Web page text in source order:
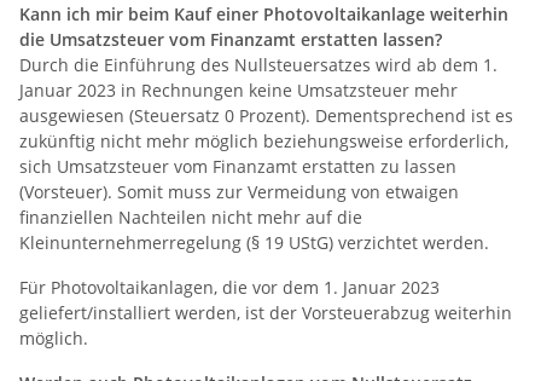
Kann ich mir beim Kauf einer Photovoltaikanlage weiterhin
die Umsatzsteuer vom Finanzamt erstatten lassen?
Durch die Einführung des Nullsteuersatzes wird ab dem 1.
Januar 2023 in Rechnungen keine Umsatzsteuer mehr
ausgewiesen (Steuersatz 0 Prozent). Dementsprechend ist es
zukünftig nicht mehr möglich beziehungsweise erforderlich,
sich Umsatzsteuer vom Finanzamt erstatten zu lassen
(Vorsteuer). Somit muss zur Vermeidung von etwaigen
finanziellen Nachteilen nicht mehr auf die
Kleinunternehmerregelung (§ 19 UStG) verzichtet werden.
Für Photovoltaikanlagen, die vor dem 1. Januar 2023
geliefert/installiert werden, ist der Vorsteuerabzug weiterhin
möglich.